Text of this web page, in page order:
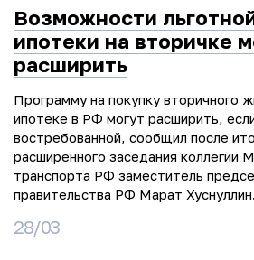
Возможности
ипотеки на вторичке
расширить
Программу на покупку вторичного
ипотеке в РФ могут расширить,
востребованной, сообщил после
расширенного заседания коллегии
транспорта РФ заместитель
правительства РФ Марат Хуснуллин.
28/03